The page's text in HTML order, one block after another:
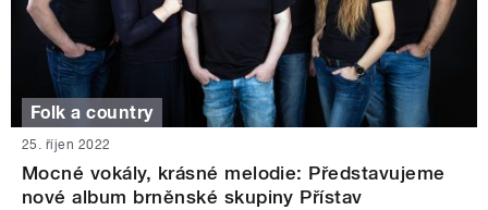
Folk a country
25. říjen 2022
Mocné vokály, krásné melodie: Představujeme
nové album brněnské skupiny Přístav